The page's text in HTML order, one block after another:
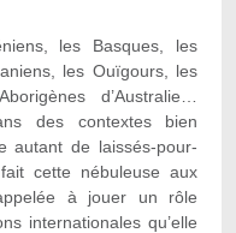
les Basques, les
les Ouïgours, les
d’Australie…
des contextes bien
autant de laissés-pour-
cette nébuleuse aux
à jouer un rôle
internationales qu’elle